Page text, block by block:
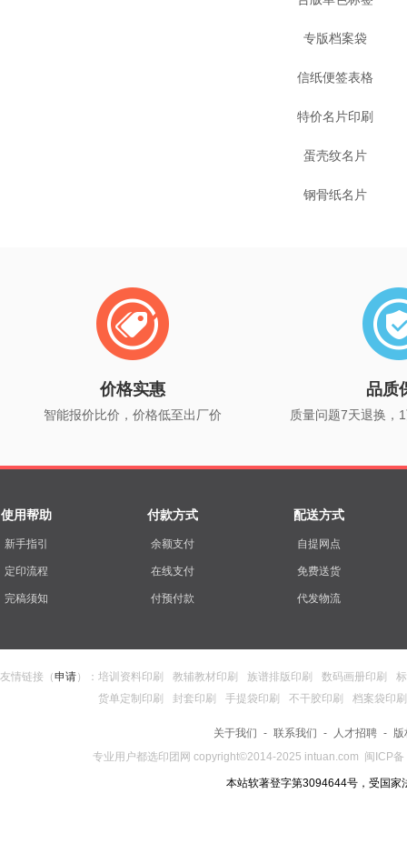
专版档案袋
信纸便签表格
特价名片印刷
蛋壳纹名片
钢骨纸名片
价格实惠
智能报价比价，价格低至出厂价
品质
质量问题7天退换，
使用帮助
新手指引
定印流程
完稿须知
付款方式
余额支付
在线支付
付预付款
配送方式
自提网点
免费送货
代发物流
友情链接（申请）： 培训资料印刷 教辅教材印刷 族谱排版印刷 数码画册印刷
货单定制印刷
封套印刷 手提袋印刷 不干胶印刷 档案袋印刷
关于我们 - 联系我们 - 人才招聘 -
专业用户都选印团网 copyright©2014-2025 intuan.com 闽ICP
本站软著登字第3094644号，受国家